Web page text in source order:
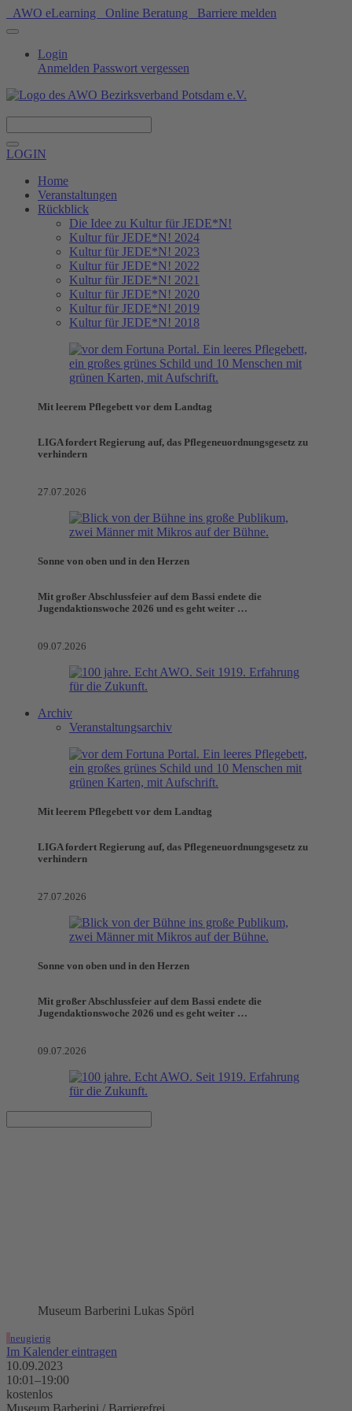
AWO eLearning Online Beratung Barriere melden
Login
Anmelden Passwort vergessen
LOGIN
Home
Veranstaltungen
Rückblick
Die Idee zu Kultur für JEDE*N!
Kultur für JEDE*N! 2024
Kultur für JEDE*N! 2023
Kultur für JEDE*N! 2022
Kultur für JEDE*N! 2021
Kultur für JEDE*N! 2020
Kultur für JEDE*N! 2019
Kultur für JEDE*N! 2018
Mit leerem Pflegebett vor dem Landtag
LIGA fordert Regierung auf, das Pflegeneuordnungsgesetz zu
verhindern
27.07.2026
Sonne von oben und in den Herzen
Mit großer Abschlussfeier auf dem Bassi endete die
Jugendaktionswoche 2026 und es geht weiter …
09.07.2026
Archiv
Veranstaltungsarchiv
Mit leerem Pflegebett vor dem Landtag
LIGA fordert Regierung auf, das Pflegeneuordnungsgesetz zu
verhindern
27.07.2026
Sonne von oben und in den Herzen
Mit großer Abschlussfeier auf dem Bassi endete die
Jugendaktionswoche 2026 und es geht weiter …
09.07.2026
Museum Barberini Lukas Spörl
neugierig
Im Kalender eintragen
10.09.2023
10:01–19:00
kostenlos
Museum Barberini / Barrierefrei